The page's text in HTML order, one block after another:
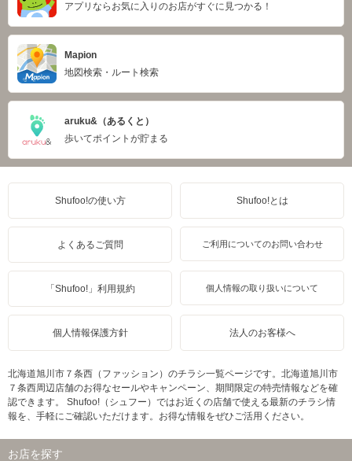
アプリならお気に入りのお店がすぐに見つかる！
Mapion
地図検索・ルート検索
aruku&（あるくと）
歩いてポイントが貯まる
Shufoo!の使い方 Shufoo!とは
よくあるご質問 ご利用についてのお問い合わせ
「Shufoo!」利用規約 個人情報の取り扱いについて
個人情報保護方針 法人のお客様へ
北海道旭川市７条西（ファッション）のチラシ一覧ページです。北海道旭川市
７条西周辺店舗のお得なセールやキャンペーン、期間限定の特売情報などを確
認できます。 Shufoo!（シュフー）ではお近くの店舗で使える最新のチラシ情
報を、手軽にご確認いただけます。お得な情報をぜひご活用ください。
お店を探す